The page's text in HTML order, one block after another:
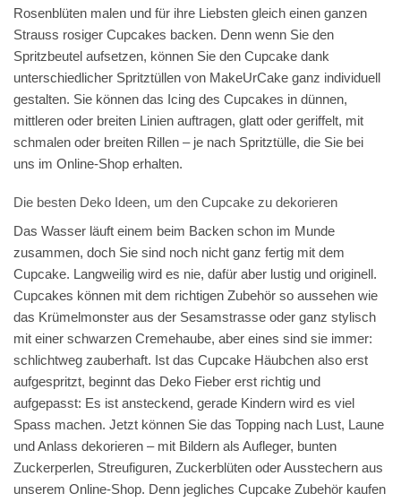
Rosenblüten malen und für ihre Liebsten gleich einen ganzen
Strauss rosiger Cupcakes backen. Denn wenn Sie den
Spritzbeutel aufsetzen, können Sie den Cupcake dank
unterschiedlicher Spritztüllen von MakeUrCake ganz individuell
gestalten. Sie können das Icing des Cupcakes in dünnen,
mittleren oder breiten Linien auftragen, glatt oder geriffelt, mit
schmalen oder breiten Rillen – je nach Spritztülle, die Sie bei
uns im Online-Shop erhalten.
Die besten Deko Ideen, um den Cupcake zu dekorieren
Das Wasser läuft einem beim Backen schon im Munde
zusammen, doch Sie sind noch nicht ganz fertig mit dem
Cupcake. Langweilig wird es nie, dafür aber lustig und originell.
Cupcakes können mit dem richtigen Zubehör so aussehen wie
das Krümelmonster aus der Sesamstrasse oder ganz stylisch
mit einer schwarzen Cremehaube, aber eines sind sie immer:
schlichtweg zauberhaft. Ist das Cupcake Häubchen also erst
aufgespritzt, beginnt das Deko Fieber erst richtig und
aufgepasst: Es ist ansteckend, gerade Kindern wird es viel
Spass machen. Jetzt können Sie das Topping nach Lust, Laune
und Anlass dekorieren – mit Bildern als Aufleger, bunten
Zuckerperlen, Streufiguren, Zuckerblüten oder Ausstechern aus
unserem Online-Shop. Denn jegliches Cupcake Zubehör kaufen